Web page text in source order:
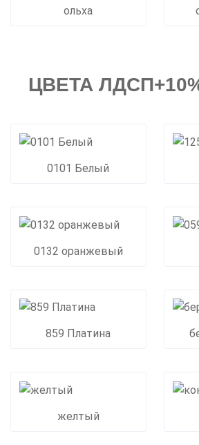
ольха
ЦВЕТА
0101 Белый
0132 оранжевый
859 Платина
желтый